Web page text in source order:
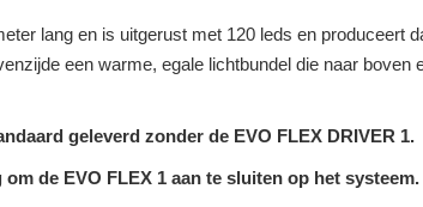
lang en is uitgerust met 120 leds en produceert
een warme, egale lichtbundel die naar boven
geleverd zonder de EVO FLEX DRIVER 1.
de EVO FLEX 1 aan te sluiten op het systeem.